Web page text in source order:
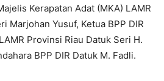
Kerapatan Adat (MKA) LAMR
Marjohan Yusuf, Ketua BPP DIR
Provinsi Riau Datuk Seri H.
BPP DIR Datuk M. Fadli.